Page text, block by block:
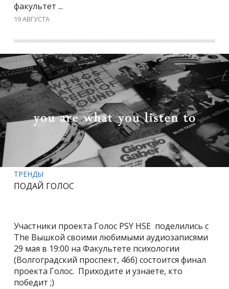
факультет ...
19 АВГУСТА
ТРЕНДЫ
ПОДАЙ ГОЛОС
Участники проекта Голос PSY HSE поделились с
The Вышкой своими любимыми аудиозаписями
29 мая в 19:00 на Факультете психологии
(Волгоградский проспект, 46б) состоится финал
проекта Голос. Приходите и узнаете, кто
победит ;)